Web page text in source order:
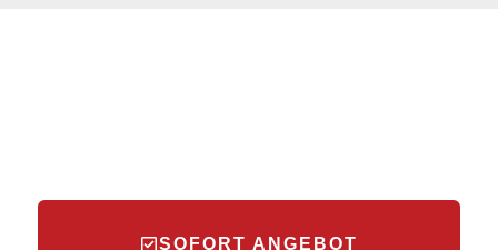
SOFORT ANGEBOT